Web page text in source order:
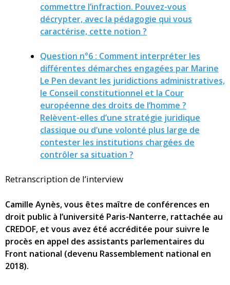
commettre l’infraction. Pouvez-vous
décrypter, avec la pédagogie qui vous
caractérise, cette notion ?
Question n°6 : Comment interpréter les
différentes démarches engagées par Marine
Le Pen devant les juridictions administratives,
le Conseil constitutionnel et la Cour
européenne des droits de l’homme ?
Relèvent-elles d’une stratégie juridique
classique ou d’une volonté plus large de
contester les institutions chargées de
contrôler sa situation ?
Retranscription de l’interview
Camille Aynès, vous êtes maître de conférences en
droit public à l’université Paris-Nanterre, rattachée au
CREDOF, et vous avez été accréditée pour suivre le
procès en appel des assistants parlementaires du
Front national (devenu Rassemblement national en
2018).